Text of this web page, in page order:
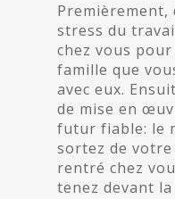
Premièrement,
stress du
chez vous
famille que
avec eux.
de mise en
futur fiable: le
sortez de
rentré chez
tenez devant